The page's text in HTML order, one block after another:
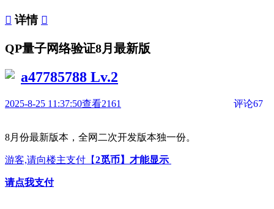
 详情 
QP量子网络验证8月最新版
a47785788 Lv.2
2025-8-25 11:37:50查看2161 评论67
8月份最新版本，全网二次开发版本独一份。
游客,请向楼主支付【2觅币 】才能显示
请点我支付